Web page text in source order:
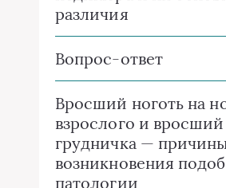
различия
Вопрос-ответ
Вросший ноготь на
взрослого и вросший
грудничка —
возникновения
патологии